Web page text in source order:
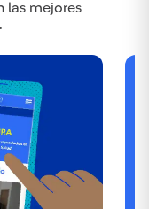
las mejores